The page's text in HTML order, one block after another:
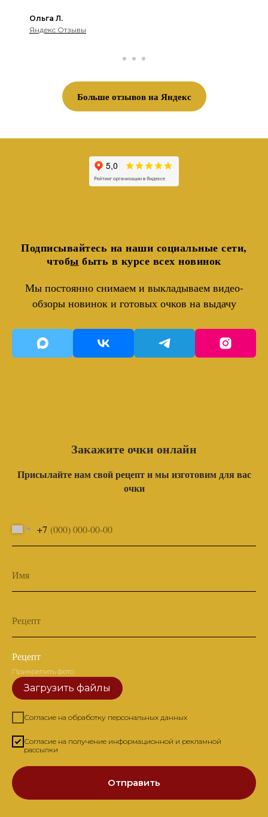
Ольга Л.
Яндекс Отзывы
Больше отзывов на Яндекс
Подписывайтесь на наши социальные сети,
чтобы быть в курсе всех новинок
Мы постоянно снимаем и выкладываем видео-
обзоры новинок и готовых очков на выдачу
Закажите очки онлайн
Присылайте нам свой рецепт и мы изготовим для вас
очки
+7
Имя
Рецепт
Рецепт
Прикрепить фото
Загрузить файлы
Согласие на обработку персональных данных
Согласие на получение информационной и рекламной
рассылки
Отправить